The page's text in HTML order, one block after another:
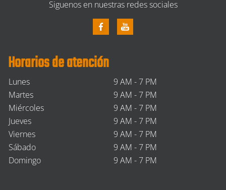
Siguenos en nuestras redes sociales
Horarios de atención
Lunes
9 AM - 7 PM
Martes
9 AM - 7 PM
Miércoles
9 AM - 7 PM
Jueves
9 AM - 7 PM
Viernes
9 AM - 7 PM
Sábado
9 AM - 7 PM
Domingo
9 AM - 7 PM